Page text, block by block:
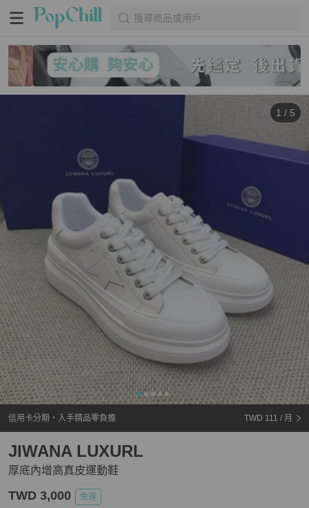
搜尋商品或用戶
1 / 5
信用卡分期・入手精品零負擔 TWD 111 / 月
厚底內增高真皮運動鞋
JIWANA LUXURL
TWD 3,000 免運